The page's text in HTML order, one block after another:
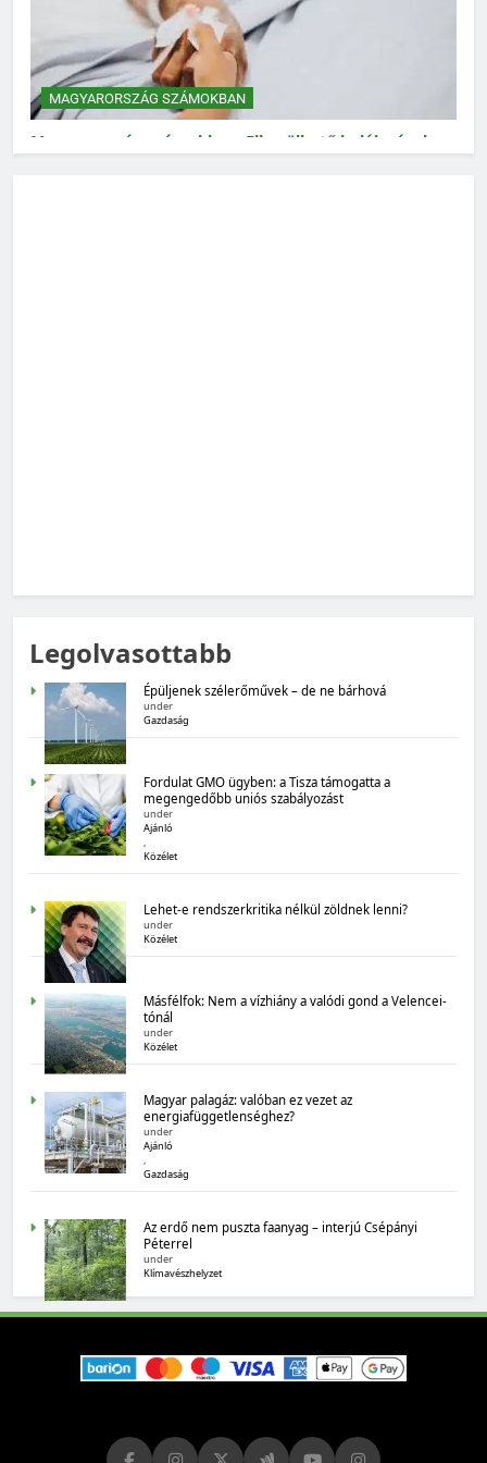
MAGYARORSZÁG SZÁMOKBAN
Magyarország számokban: Elkerülhető halálozások
Magyarország számokban: Fogyasztói bizalom,
gazdasági várakozások
Magyarország számokban: Államadósság
MAGYARORSZÁG SZÁMOKBAN
Magyarország számokban: biogazdálkodás
Legolvasottabb
Épüljenek szélerőművek – de ne bárhová
under
Gazdaság
Fordulat GMO ügyben: a Tisza támogatta a
megengedőbb uniós szabályozást
under
Ajánló
,
Közélet
Lehet-e rendszerkritika nélkül zöldnek lenni?
under
Közélet
Másfélfok: Nem a vízhiány a valódi gond a Velencei-
tónál
under
Közélet
Magyar palagáz: valóban ez vezet az
energiafüggetlenséghez?
under
Ajánló
,
Gazdaság
Az erdő nem puszta faanyag – interjú Csépányi
Péterrel
under
Klímavészhelyzet